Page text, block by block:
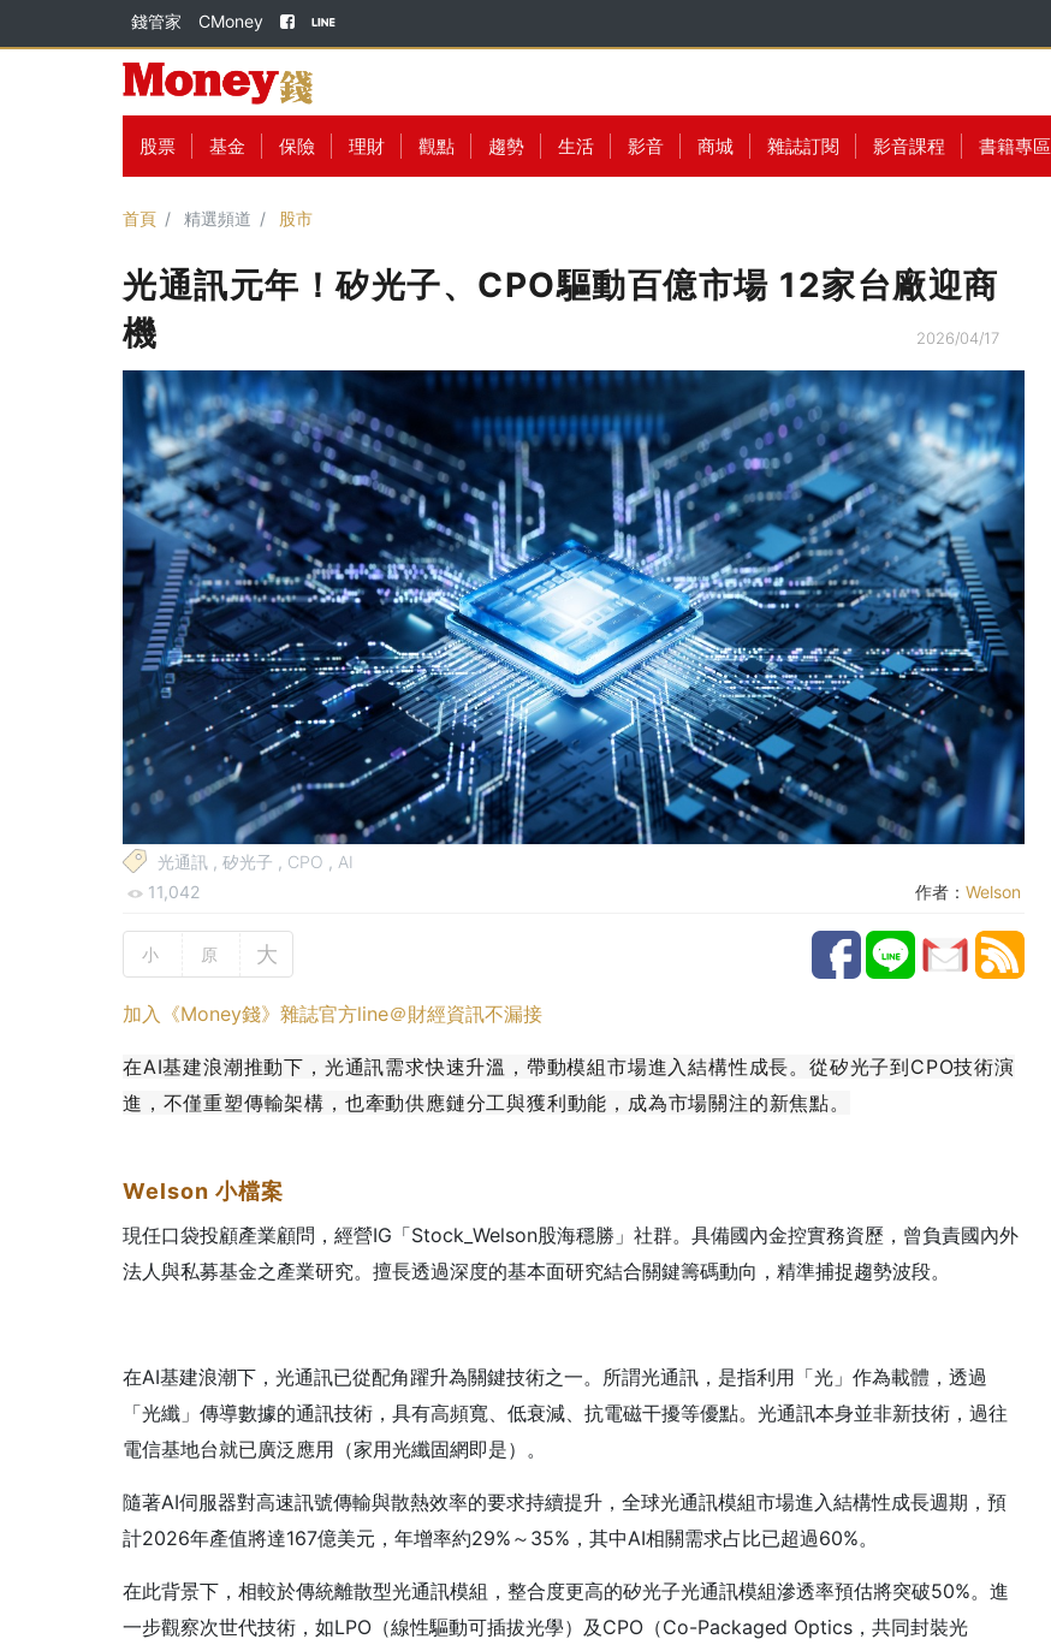
錢管家 CMoney
股票 基金 保險 理財 觀點 趨勢 生活 影音 商城 雜誌訂閱 影音課程 書籍專區
首頁 精選頻道 股市
光通訊元年！矽光子、CPO驅動百億市場 12家台廠迎商
機
2026/04/17
光通訊 , 矽光子 , CPO , AI
11,042
作者： Welson
小 原 大
加入《Money錢》雜誌官方line＠財經資訊不漏接
在AI基建浪潮推動下，光通訊需求快速升溫，帶動模組市場進入結構性成長。從矽光子到CPO技術演
進，不僅重塑傳輸架構，也牽動供應鏈分工與獲利動能，成為市場關注的新焦點。
Welson 小檔案
現任口袋投顧產業顧問，經營IG「Stock_Welson股海穩勝」社群。具備國內金控實務資歷，曾負責國內外
法人與私募基金之產業研究。擅長透過深度的基本面研究結合關鍵籌碼動向，精準捕捉趨勢波段。
在AI基建浪潮下，光通訊已從配角躍升為關鍵技術之一。所謂光通訊，是指利用「光」作為載體，透過
「光纖」傳導數據的通訊技術，具有高頻寬、低衰減、抗電磁干擾等優點。光通訊本身並非新技術，過往
電信基地台就已廣泛應用（家用光纖固網即是）。
隨著AI伺服器對高速訊號傳輸與散熱效率的要求持續提升，全球光通訊模組市場進入結構性成長週期，預
計2026年產值將達167億美元，年增率約29%～35%，其中AI相關需求占比已超過60%。
在此背景下，相較於傳統離散型光通訊模組，整合度更高的矽光子光通訊模組滲透率預估將突破50%。進
一步觀察次世代技術，如LPO（線性驅動可插拔光學）及CPO（Co-Packaged Optics，共同封裝光